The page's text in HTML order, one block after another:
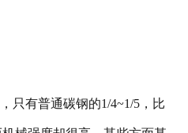
只有普通碳钢的1/4~1/5，比